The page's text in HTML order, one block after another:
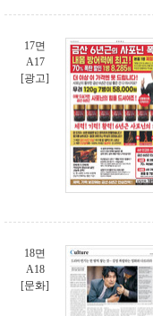
17면
A17
[광고]
18면
A18
[문화]